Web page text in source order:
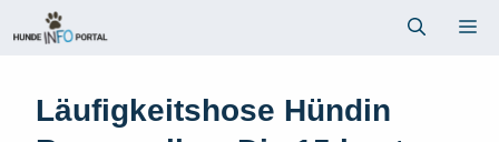
Inhalt
Läufigkeitshose Hündin